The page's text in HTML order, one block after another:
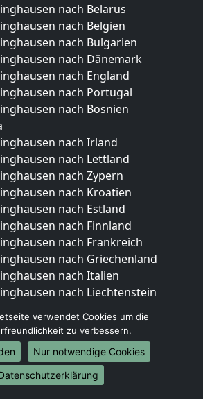
nach Belarus
nach Belgien
nach Bulgarien
nach Dänemark
nach England
nach Portugal
nach Bosnien
nach Irland
nach Lettland
nach Zypern
nach Kroatien
nach Estland
nach Finnland
nach Frankreich
nach Griechenland
nach Italien
nach Liechtenstein
nach Niederlande
nach Norwegen
verwendet Cookies um die
zu verbessern.
Nur notwendige Cookies